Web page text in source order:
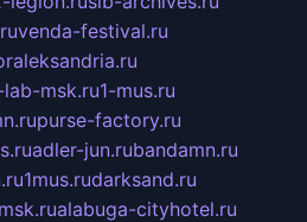
venda-festival.ru
lab-msk.ru1-mus.ru
purse-factory.ru
adler-jun.rubandamn.ru
1mus.rudarksand.ru
alabuga-cityhotel.ru